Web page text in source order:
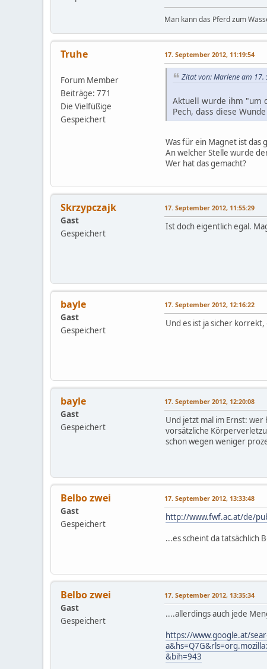
Man kann das Pferd zum
Truhe
Forum Member
Beiträge: 771
Die Vielfüßige
Gespeichert
17. September 2012, 11:19:54
Zitat von: Marlene am 17.
Aktuell wurde ihm "um
Pech, dass diese
Was für ein Magnet ist das
An welcher Stelle wurde
Wer hat das gemacht?
Skrzypczajk
Gast
Gespeichert
17. September 2012, 11:55:29
Ist doch eigentlich egal.
bayle
Gast
Gespeichert
17. September 2012, 12:16:22
Und es ist ja sicher
bayle
Gast
Gespeichert
17. September 2012, 12:20:08
Und jetzt mal im Ernst:
vorsätzliche
schon wegen weniger
Belbo zwei
Gast
Gespeichert
17. September 2012, 13:33:48
http://www.fwf.ac.at/de/
...es scheint da tatsächlich
Belbo zwei
Gast
Gespeichert
17. September 2012, 13:35:34
....allerdings auch jede
https://www.google.at/
&bih=943